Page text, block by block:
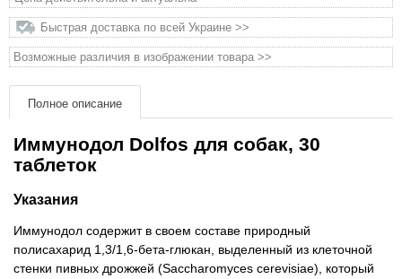
Быстрая доставка по всей Украине >>
Возможные различия в изображении товара >>
Полное описание
Иммунодол Dolfos для собак, 30
таблеток
Указания
Иммунодол содержит в своем составе природный
полисахарид 1,3/1,6-бета-глюкан, выделенный из клеточной
стенки пивных дрожжей (Saccharomyces cerevisiae), который
Товары для грызунов
Товары для людей
Хозряд - хозтовары оптом
Архив / Снято с производства